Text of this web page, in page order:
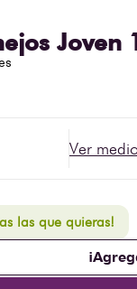
Joven
Ver
las que quieras!